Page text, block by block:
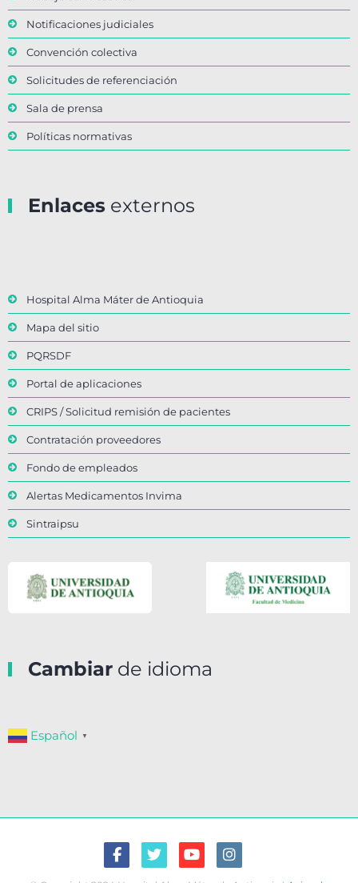
Notificaciones judiciales
Convención colectiva
Solicitudes de referenciación
Sala de prensa
Políticas normativas
Enlaces externos
Hospital Alma Máter de Antioquia
Mapa del sitio
PQRSDF
Portal de aplicaciones
CRIPS / Solicitud remisión de pacientes
Contratación proveedores
Fondo de empleados
Alertas Medicamentos Invima
Sintraipsu
Cambiar de idioma
Español ▼